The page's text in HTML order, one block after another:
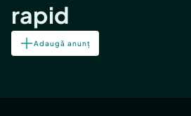
rapid
Adaugă anunț